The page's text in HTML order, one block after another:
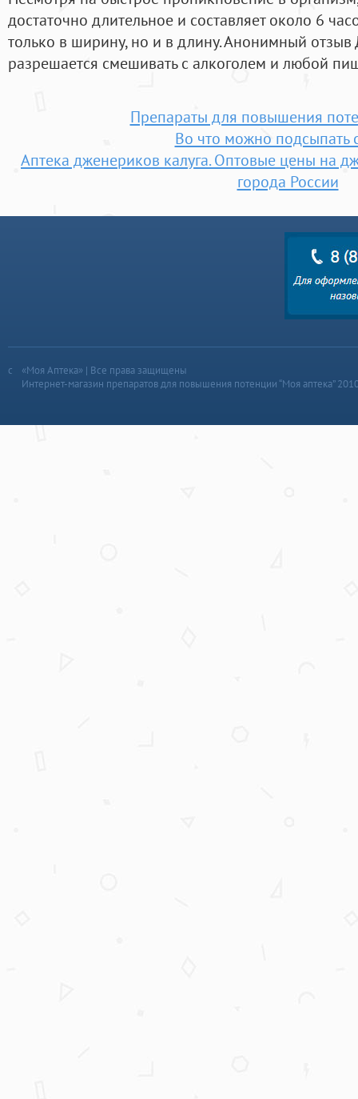
достаточно длительное и составляет около 6
только в ширину, но и в длину. Анонимный отзыв
разрешается смешивать с алкоголем и любой
Препараты для повышения
Во что можно подсыпать
Аптека дженериков калуга. Оптовые цены на
города России
«Моя Аптека» | Все права защищены
Интернет-магазин препаратов для повышения потенции “Моя аптека”